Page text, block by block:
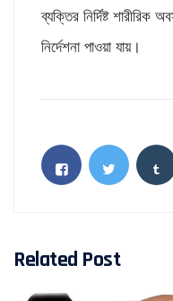
ব্যক্তির নির্দিষ্ট
নির্দেশনা পাওয়া যায়।
Related Post